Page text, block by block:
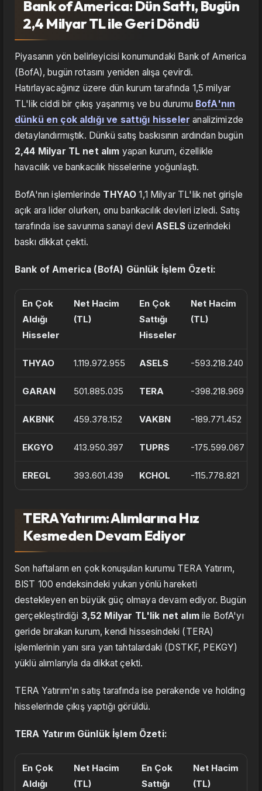
Bank of America: Dün Sattı, Bugün
2,4 Milyar TL ile Geri Döndü
Piyasanın yön belirleyicisi konumundaki Bank of America
(BofA), bugün rotasını yeniden alışa çevirdi.
Hatırlayacağınız üzere dün kurum tarafında 1,5 milyar
TL'lik ciddi bir çıkış yaşanmış ve bu durumu BofA'nın
dünkü en çok aldığı ve sattığı hisseler analizimizde
detaylandırmıştık. Dünkü satış baskısının ardından bugün
2,44 Milyar TL net alım yapan kurum, özellikle
havacılık ve bankacılık hisselerine yoğunlaştı.
BofA'nın işlemlerinde THYAO 1,1 Milyar TL'lik net girişle
açık ara lider olurken, onu bankacılık devleri izledi. Satış
tarafında ise savunma sanayi deviASELS üzerindeki
baskı dikkat çekti.
Bank of America (BofA) Günlük İşlem Özeti:
En Çok
Aldığı
Hisseler
Net Hacim
(TL)
En Çok
Sattığı
Hisseler
Net Hacim
(TL)
THYAO 1.119.972.955 ASELS -593.218.240
GARAN 501.885.035 TERA -398.218.969
AKBNK 459.378.152 VAKBN -189.771.452
EKGYO 413.950.397 TUPRS -175.599.067
EREGL 393.601.439 KCHOL -115.778.821
TERA Yatırım: Alımlarına Hız
Kesmeden Devam Ediyor
Son haftaların en çok konuşulan kurumu TERA Yatırım,
BIST 100 endeksindeki yukarı yönlü hareketi
destekleyen en büyük güç olmaya devam ediyor. Bugün
gerçekleştirdiği 3,52 Milyar TL'lik net alımile BofA'yı
geride bırakan kurum, kendi hissesindeki (TERA)
işlemlerinin yanı sıra yan tahtalardaki (DSTKF, PEKGY)
yüklü alımlarıyla da dikkat çekti.
TERA Yatırım'ın satış tarafında ise perakende ve holding
hisselerinde çıkış yaptığı görüldü.
TERA Yatırım Günlük İşlem Özeti:
En Çok
Aldığı
Net Hacim
(TL)
En Çok
Sattığı
Net Hacim
(TL)